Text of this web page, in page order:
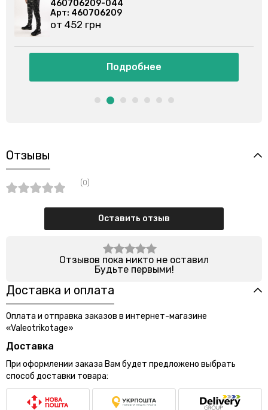
Отзывы
(0)
Оставить отзыв
Отзывов пока никто не оставил
Будьте первыми!
Доставка и оплата
Оплата и отправка заказов в интернет-магазине
«Valeotrikotage»
Доставка
При оформлении заказа Вам будет предложено выбрать
способ доставки товара: